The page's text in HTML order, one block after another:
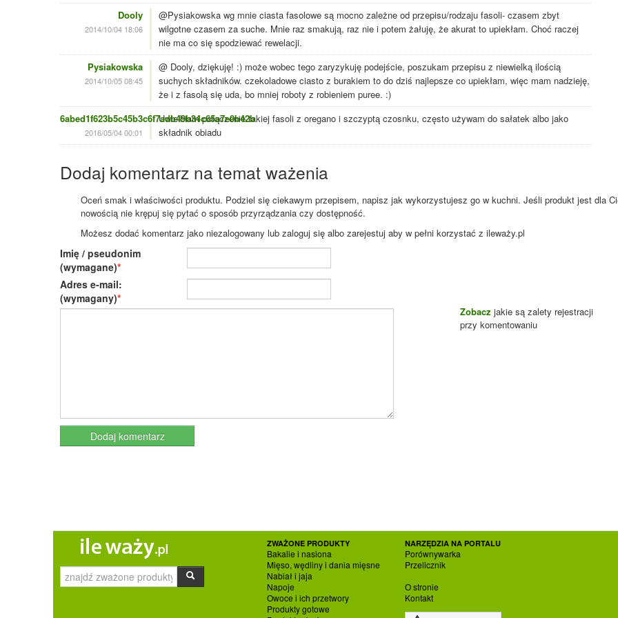
Dooly
2014/10/04 18:06
@Pysiakowska wg mnie ciasta fasolowe są mocno zależne od przepisu/rodzaju fasoli- czasem zbyt
wilgotne czasem za suche. Mnie raz smakują, raz nie i potem żałuję, że akurat to upiekłam. Choć raczej
nie ma co się spodziewać rewelacji.
Pysiakowska
2014/10/05 08:45
@ Dooly, dziękuję! :) może wobec tego zaryzykuję podejście, poszukam przepisu z niewielką ilością
suchych składników. czekoladowe ciasto z burakiem to do dziś najlepsze co upiekłam, więc mam nadzieję,
że i z fasolą się uda, bo mniej roboty z robieniem puree. :)
6abed1f623b5c45b3c6f7adb49b34c65a7e0b42b
2016/05/04 00:01
Uwielbiam połączenie takiej fasoli z oregano i szczyptą czosnku, często używam do sałatek albo jako
składnik obiadu
Dodaj komentarz na temat ważenia
Oceń smak i właściwości produktu. Podziel się ciekawym przepisem, napisz jak wykorzystujesz go w kuchni. Jeśli produkt jest dla
nowością nie krępuj się pytać o sposób przyrządzania czy dostępność.
Możesz dodać komentarz jako niezalogowany lub zaloguj się albo zarejestuj aby w pełni korzystać z ileważy.pl
Imię / pseudonim
(wymagane)
Adres e-mail:
(wymagany)
Zobacz jakie są zalety rejestracji
przy komentowaniu
ZWAŻONE PRODUKTY
Bakalie i nasiona
Mięso, wędliny i dania mięsne
Nabiał i jaja
Napoje
Owoce i ich przetwory
Produkty gotowe
NARZĘDZIA NA PORTALU
Porównywarka
Przelicznik
O stronie
Kontakt